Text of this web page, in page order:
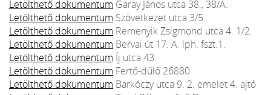
Letölthető dokumentum Garay János utca 38., 38/A.
Letölthető dokumentum Szövetkezet utca 3/5.
Letölthető dokumentum Remenyik Zsigmond utca 4. 1/2.
Letölthető dokumentum Bervai út 17. A. lph. fszt.1.
Letölthető dokumentum Íj utca 43.
Letölthető dokumentum Fertő-dűlő 26880
Letölthető dokumentum Barkóczy utca 9. 2. emelet 4. ajtó